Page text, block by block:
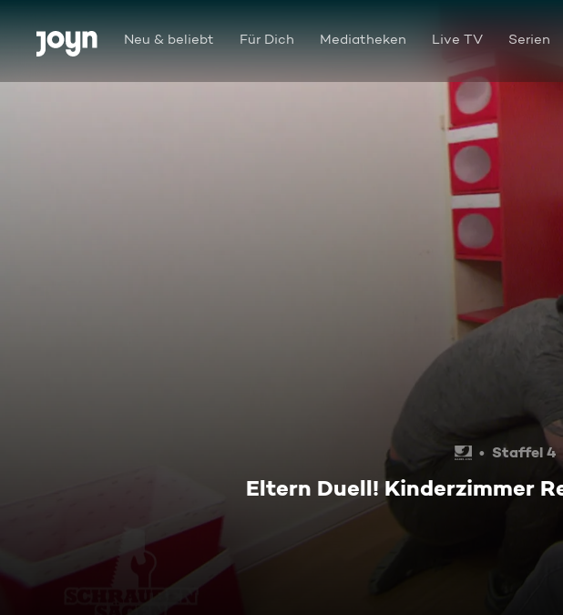
Zum Inhalt springen
Barrierefrei Neu & beliebt Für Dich Mediatheken Live TV Serien
Staffel 4
Eltern Duell! Kinderzimmer